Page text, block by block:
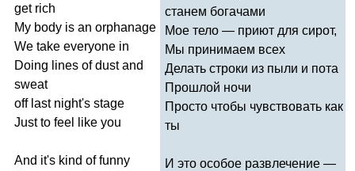
get rich
My body is an orphanage
We take everyone in
Doing lines of dust and
sweat
off last night's stage
Just to feel like you
And it's kind of funny
станем богачами
Мое тело — приют для сирот,
Мы принимаем всех
Делать строки из пыли и пота
Прошлой ночи
Просто чтобы чувствовать как
ты
И это особое развлечение —